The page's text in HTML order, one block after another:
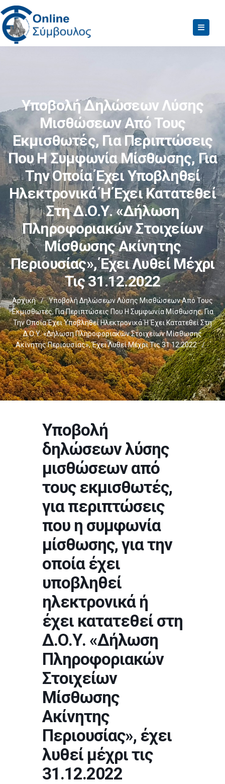
Υποβολή Δηλώσεων Λύσης
Μισθώσεων Από Τους
Εκμισθωτές, Για Περιπτώσεις
Που Η Συμφωνία Μίσθωσης, Για
Την Οποία Έχει Υποβληθεί
Ηλεκτρονικά Ή Έχει Κατατεθεί
Στη Δ.Ο.Υ. «Δήλωση
Πληροφοριακών Στοιχείων
Μίσθωσης Ακίνητης
Περιουσίας», Έχει Λυθεί Μέχρι
Τις 31.12.2022
Αρχική /
Υποβολή Δηλώσεων Λύσης Μισθώσεων Από Τους
Εκμισθωτές, Για Περιπτώσεις Που Η Συμφωνία Μίσθωσης, Για
Την Οποία Έχει Υποβληθεί Ηλεκτρονικά Ή Έχει Κατατεθεί Στη
Δ.Ο.Υ. «Δήλωση Πληροφοριακών Στοιχείων Μίσθωσης
Ακίνητης Περιουσίας», Έχει Λυθεί Μέχρι Τις 31.12.2022
/
Υποβολή
δηλώσεων λύσης
μισθώσεων από
τους εκμισθωτές,
για περιπτώσεις
που η συμφωνία
μίσθωσης, για την
οποία έχει
υποβληθεί
ηλεκτρονικά ή
έχει κατατεθεί στη
Δ.Ο.Υ. «Δήλωση
Πληροφοριακών
Στοιχείων
Μίσθωσης
Ακίνητης
Περιουσίας», έχει
λυθεί μέχρι τις
31.12.2022